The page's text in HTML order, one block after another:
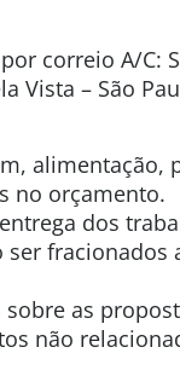
correio A/C:
– São
alimentação,
no orçamento.
dos
ser fracionados
as
não